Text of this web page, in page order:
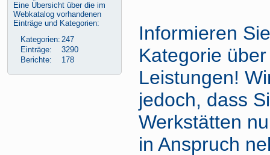
Informieren
Kategorie
Leistungen!
jedoch, dass
Werkstätten
in Anspruch
Eine Übersicht über die im
Webkatalog vorhandenen
Einträge und Kategorien:
Kategorien: 247
Einträge:
3290
Berichte:
178